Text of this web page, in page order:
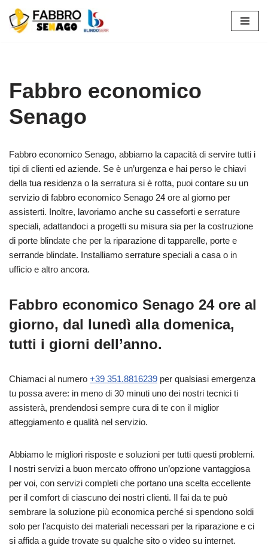
Vai
Fabbro economico
Senago
Fabbro economico Senago, abbiamo la capacità di servire tutti i
tipi di clienti ed aziende. Se è un’urgenza e hai perso le chiavi
della tua residenza o la serratura si è rotta, puoi contare su un
servizio di fabbro economico Senago 24 ore al giorno per
assisterti. Inoltre, lavoriamo anche su casseforti e serrature
speciali, adattandoci a progetti su misura sia per la costruzione
di porte blindate che per la riparazione di tapparelle, porte e
serrande blindate. Installiamo serrature speciali a casa o in
ufficio e altro ancora.
Fabbro economico Senago 24 ore al
giorno, dal lunedì alla domenica,
tutti i giorni dell’anno.
Chiamaci al numero +39 351.8816239 per qualsiasi emergenza
tu possa avere: in meno di 30 minuti uno dei nostri tecnici ti
assisterà, prendendosi sempre cura di te con il miglior
atteggiamento e qualità nel servizio.
Abbiamo le migliori risposte e soluzioni per tutti questi problemi.
I nostri servizi a buon mercato offrono un’opzione vantaggiosa
per voi, con servizi completi che portano una scelta eccellente
per il comfort di ciascuno dei nostri clienti. Il fai da te può
sembrare la soluzione più economica perché si spendono soldi
solo per l’acquisto dei materiali necessari per la riparazione e ci
si affida a guide trovate su qualche sito o video su internet.